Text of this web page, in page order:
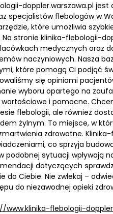
doppler.warszawa.pl
specjalistów flebologów w
które umożliwia
stronie klinika-flebologii-
medycznych oraz
naczyniowych. Nasza
które pomogą Ci podjąć
się opiniami
wyboru opartego na
i pomocne.
flebologii, ale również
żylnym. To miejsce, w
zdrowotne.
co sprzyja
podobnej sytuacji wpływają
dotyczących
do Ciebie. Nie zwlekaj –
do niezawodnej opieki
www.klinika-flebologii-